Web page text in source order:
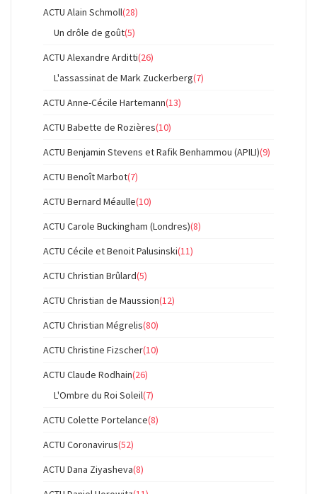
ACTU Alain Schmoll(28)
Un drôle de goût(5)
ACTU Alexandre Arditti(26)
L'assassinat de Mark Zuckerberg(7)
ACTU Anne-Cécile Hartemann(13)
ACTU Babette de Rozières(10)
ACTU Benjamin Stevens et Rafik Benhammou (APILI)(9)
ACTU Benoît Marbot(7)
ACTU Bernard Méaulle(10)
ACTU Carole Buckingham (Londres)(8)
ACTU Cécile et Benoit Palusinski(11)
ACTU Christian Brûlard(5)
ACTU Christian de Maussion(12)
ACTU Christian Mégrelis(80)
ACTU Christine Fizscher(10)
ACTU Claude Rodhain(26)
L'Ombre du Roi Soleil(7)
ACTU Colette Portelance(8)
ACTU Coronavirus(52)
ACTU Dana Ziyasheva(8)